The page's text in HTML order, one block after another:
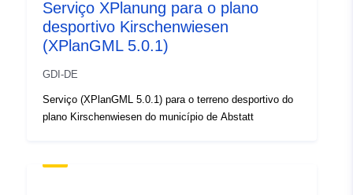
Serviço XPlanung para o plano
desportivo Kirschenwiesen
(XPlanGML 5.0.1)
GDI-DE
Serviço (XPlanGML 5.0.1) para o terreno desportivo do
plano Kirschenwiesen do município de Abstatt